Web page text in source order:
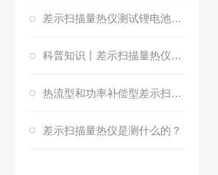
差示扫描量热仪测试锂电池隔膜闭孔温度熔点
科普知识丨差示扫描量热仪操作步骤
热流型和功率补偿型差示扫描量热仪有什么区别？
差示扫描量热仪是测什么的？